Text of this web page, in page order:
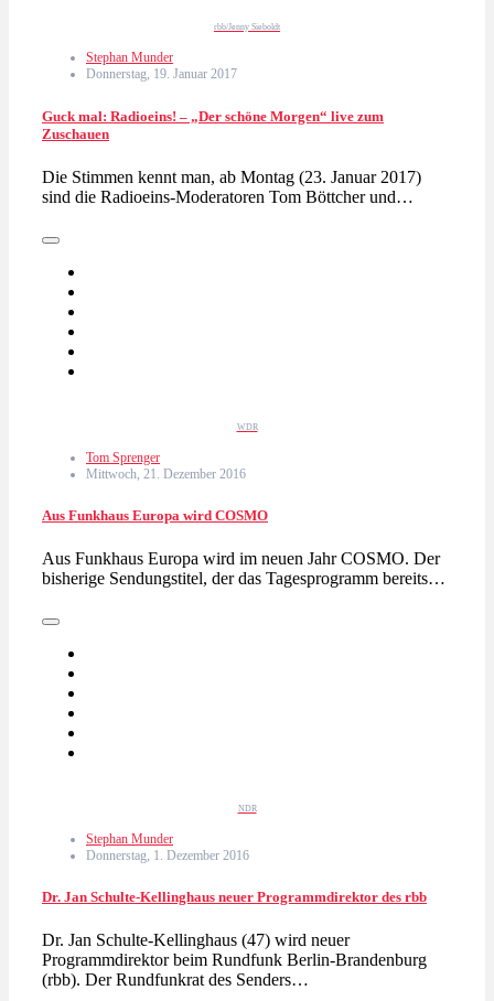
rbb/Jenny Sieboldt
Stephan Munder
Donnerstag, 19. Januar 2017
Guck mal: Radioeins! – „Der schöne Morgen“ live zum
Zuschauen
Die Stimmen kennt man, ab Montag (23. Januar 2017)
sind die Radioeins-Moderatoren Tom Böttcher und…
WDR
Tom Sprenger
Mittwoch, 21. Dezember 2016
Aus Funkhaus Europa wird COSMO
Aus Funkhaus Europa wird im neuen Jahr COSMO. Der
bisherige Sendungstitel, der das Tagesprogramm bereits…
NDR
Stephan Munder
Donnerstag, 1. Dezember 2016
Dr. Jan Schulte-Kellinghaus neuer Programmdirektor des rbb
Dr. Jan Schulte-Kellinghaus (47) wird neuer
Programmdirektor beim Rundfunk Berlin-Brandenburg
(rbb). Der Rundfunkrat des Senders…